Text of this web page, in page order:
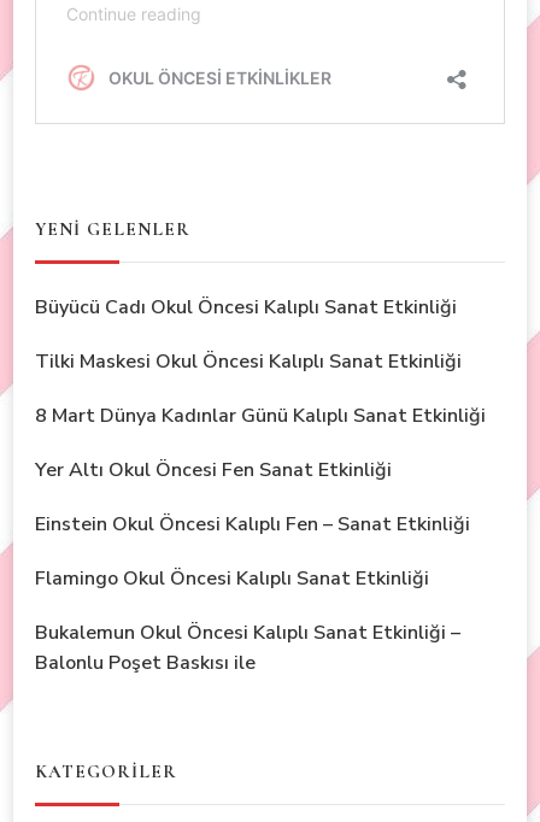
YENİ GELENLER
Büyücü Cadı Okul Öncesi Kalıplı Sanat Etkinliği
Tilki Maskesi Okul Öncesi Kalıplı Sanat Etkinliği
8 Mart Dünya Kadınlar Günü Kalıplı Sanat Etkinliği
Yer Altı Okul Öncesi Fen Sanat Etkinliği
Einstein Okul Öncesi Kalıplı Fen – Sanat Etkinliği
Flamingo Okul Öncesi Kalıplı Sanat Etkinliği
Bukalemun Okul Öncesi Kalıplı Sanat Etkinliği –
Balonlu Poşet Baskısı ile
KATEGORİLER